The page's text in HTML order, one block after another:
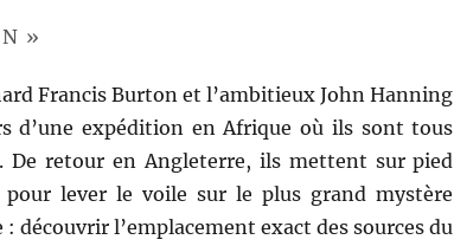
»
Francis Burton et l’ambitieux John Hanning
d’une expédition en Afrique où ils sont tous
De retour en Angleterre, ils mettent sur pied
lever le voile sur le plus grand mystère
: découvrir l’emplacement exact des sources du